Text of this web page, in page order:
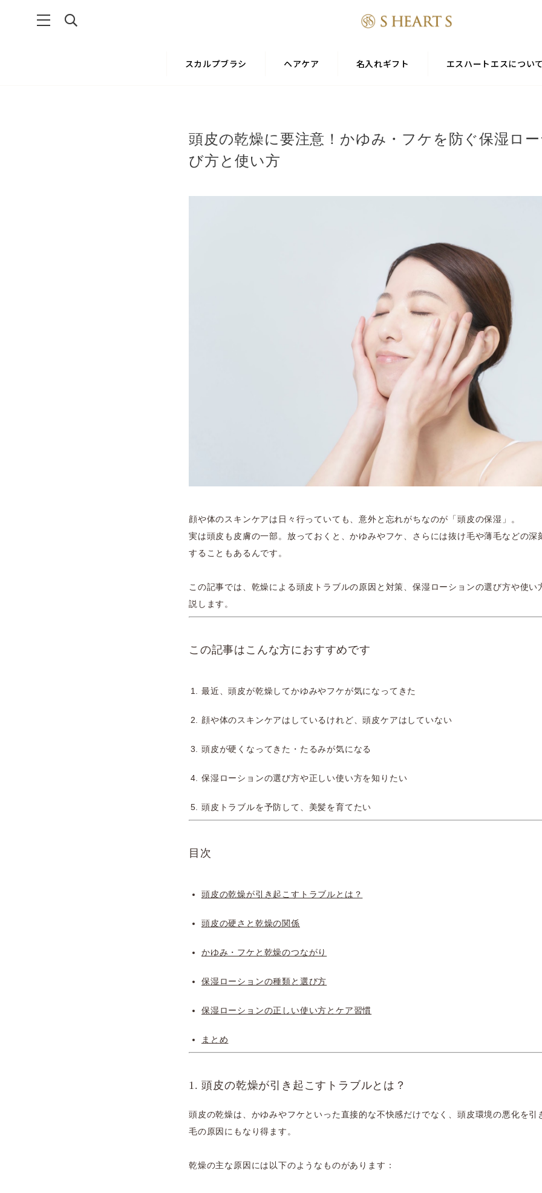
スカルプブラシ ヘアケア 名入れギフト エスハートエスについて
頭皮の乾燥に要注意！かゆみ・フケを防ぐ保湿ロ
び方と使い方
顔や体のスキンケアは日々行っていても、意外と忘れがちなのが「頭皮の保湿」。
実は頭皮も皮膚の一部。放っておくと、かゆみやフケ、さらには抜け毛や薄毛などの深
することもあるんです。
この記事では、乾燥による頭皮トラブルの原因と対策、保湿ローションの選び方や使い
説します。
この記事はこんな方におすすめです
最近、頭皮が乾燥してかゆみやフケが気になってきた
顔や体のスキンケアはしているけれど、頭皮ケアはしていない
頭皮が硬くなってきた・たるみが気になる
保湿ローションの選び方や正しい使い方を知りたい
頭皮トラブルを予防して、美髪を育てたい
目次
頭皮の乾燥が引き起こすトラブルとは？
頭皮の硬さと乾燥の関係
かゆみ・フケと乾燥のつながり
保湿ローションの種類と選び方
保湿ローションの正しい使い方とケア習慣
まとめ
1. 頭皮の乾燥が引き起こすトラブルとは？
頭皮の乾燥は、かゆみやフケといった直接的な不快感だけでなく、頭皮環境の悪化を引
毛の原因にもなり得ます。
乾燥の主な原因には以下のようなものがあります：